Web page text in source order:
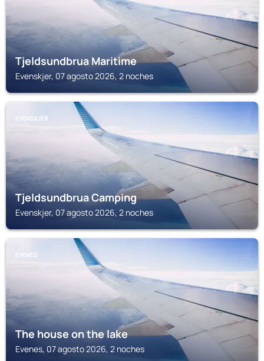
Tjeldsundbrua Maritime
Evenskjer, 07 agosto 2026, 2 noches
EVENSKJER
Tjeldsundbrua Camping
Evenskjer, 07 agosto 2026, 2 noches
EVENES
The house on the lake
Evenes, 07 agosto 2026, 2 noches